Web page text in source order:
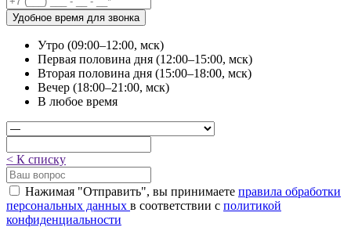
Удобное время для звонка
Утро (09:00–12:00, мск)
Первая половина дня (12:00–15:00, мск)
Вторая половина дня (15:00–18:00, мск)
Вечер (18:00–21:00, мск)
В любое время
< К списку
Нажимая "Отправить", вы принимаете правила обработки
персональных данных в соответствии с политикой
конфиденциальности